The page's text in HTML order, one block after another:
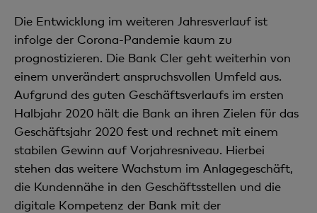
Die Entwicklung im weiteren Jahresverlauf ist
infolge der Corona-Pandemie kaum zu
prognostizieren. Die Bank Cler geht weiterhin von
einem unverändert anspruchsvollen Umfeld aus.
Aufgrund des guten Geschäftsverlaufs im ersten
Halbjahr 2020 hält die Bank an ihren Zielen für das
Geschäftsjahr 2020 fest und rechnet mit einem
stabilen Gewinn auf Vorjahresniveau. Hierbei
stehen das weitere Wachs­tum im Anlagegeschäft,
die Kundennähe in den Geschäftsstellen und die
digitale Kompetenz der Bank mit der